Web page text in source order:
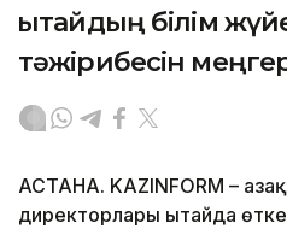
Қытайдың білім
тәжірибесін
АСТАНА. KAZINFORM –
директорлары Қытайда